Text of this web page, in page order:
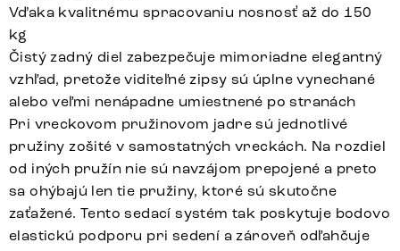
Vďaka kvalitnému spracovaniu nosnosť až do 150
kg
Čistý zadný diel zabezpečuje mimoriadne elegantný
vzhľad, pretože viditeľné zipsy sú úplne vynechané
alebo veľmi nenápadne umiestnené po stranách
Pri vreckovom pružinovom jadre sú jednotlivé
pružiny zošité v samostatných vreckách. Na rozdiel
od iných pružín nie sú navzájom prepojené a preto
sa ohýbajú len tie pružiny, ktoré sú skutočne
zaťažené. Tento sedací systém tak poskytuje bodovo
elastickú podporu pri sedení a zároveň odľahčuje